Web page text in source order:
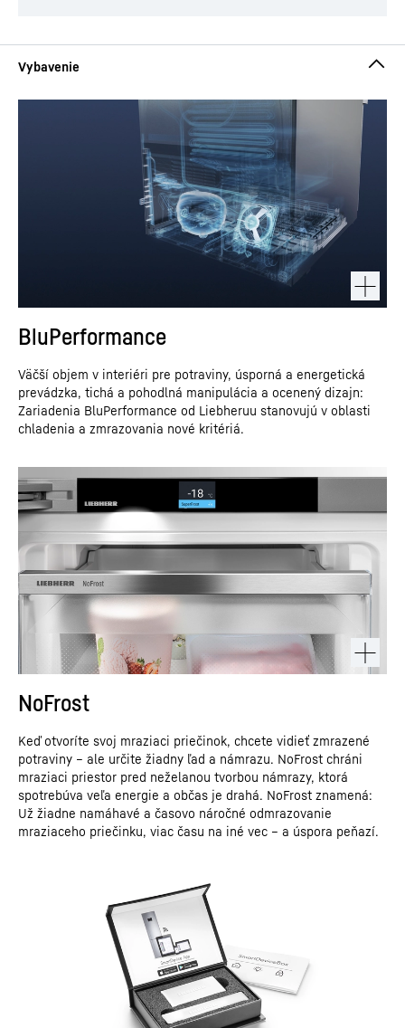
BluPerformance
Väčší objem v interiéri pre potraviny, úsporná a energetická
prevádzka, tichá a pohodlná manipulácia a ocenený dizajn:
Zariadenia BluPerformance od Liebheruu stanovujú v oblasti
chladenia a zmrazovania nové kritériá.
NoFrost
Keď otvoríte svoj mraziaci priečinok, chcete vidieť zmrazené
potraviny – ale určite žiadny ľad a námrazu. NoFrost chráni
mraziaci priestor pred neželanou tvorbou námrazy, ktorá
spotrebúva veľa energie a občas je drahá. NoFrost znamená:
Už žiadne namáhavé a časovo náročné odmrazovanie
mraziaceho priečinku, viac času na iné vec – a úspora peňazí.